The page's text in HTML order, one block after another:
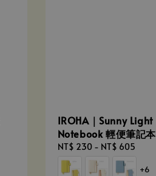
IROHA｜Sunny Light
Notebook 輕便筆記本
Regular
price
NT$ 230- NT$ 605
+6